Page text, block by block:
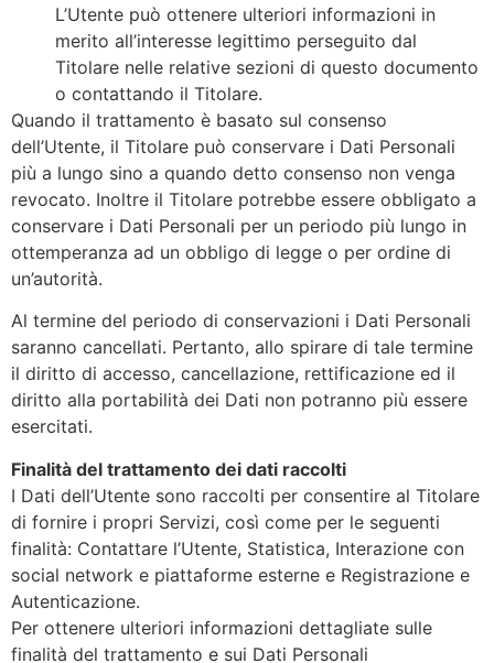
L’Utente può ottenere ulteriori informazioni in
merito all’interesse legittimo perseguito dal
Titolare nelle relative sezioni di questo documento
o contattando il Titolare.
Quando il trattamento è basato sul consenso
dell’Utente, il Titolare può conservare i Dati Personali
più a lungo sino a quando detto consenso non venga
revocato. Inoltre il Titolare potrebbe essere obbligato a
conservare i Dati Personali per un periodo più lungo in
ottemperanza ad un obbligo di legge o per ordine di
un’autorità.
Al termine del periodo di conservazioni i Dati Personali
saranno cancellati. Pertanto, allo spirare di tale termine
il diritto di accesso, cancellazione, rettificazione ed il
diritto alla portabilità dei Dati non potranno più essere
esercitati.
Finalità del trattamento dei dati raccolti
I Dati dell’Utente sono raccolti per consentire al Titolare
di fornire i propri Servizi, così come per le seguenti
finalità: Contattare l’Utente, Statistica, Interazione con
social network e piattaforme esterne e Registrazione e
Autenticazione.
Per ottenere ulteriori informazioni dettagliate sulle
finalità del trattamento e sui Dati Personali